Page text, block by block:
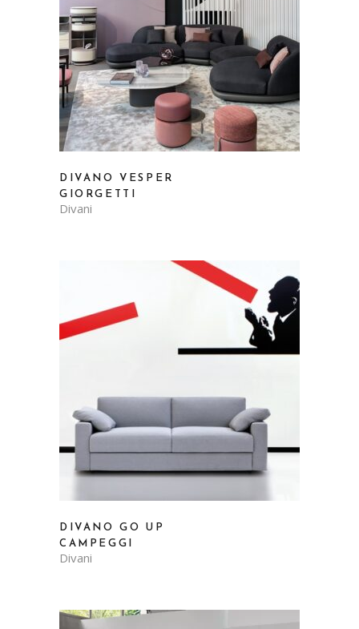
DIVANO VESPER
GIORGETTI
Divani
DIVANO GO UP
CAMPEGGI
Divani